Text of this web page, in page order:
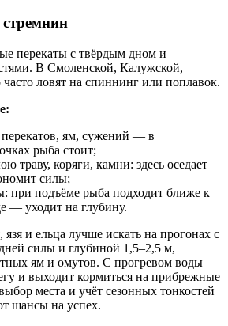
перекаты с твёрдым дном и
В Смоленской, Калужской,
часто ловят на спиннинг или поплавок.
ям, сужений — в
рыба стоит;
траву, коряги, камни: здесь оседает
силы;
при подъёме рыба подходит ближе к
— уходит на глубину.
язя и ельца лучше искать на прогонах с
силы и глубиной 1,5–2,5 м,
ям и омутов. С прогревом воды
и выходит кормиться на прибрежные
места и учёт сезонных тонкостей
шансы на успех.